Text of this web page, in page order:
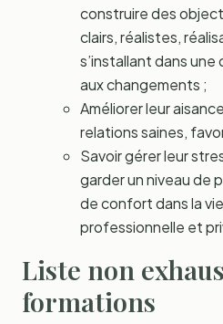
construire des
clairs, réalistes,
s’installant dans
aux changements ;
Améliorer leur
relations saines,
Savoir gérer leur
garder un niveau de
de confort dans la
professionnelle et
Liste non
formations